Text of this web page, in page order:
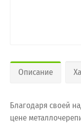
Описание
Благодаря своей
цене